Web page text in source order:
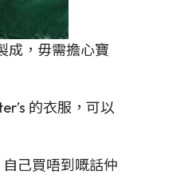
成，毋需擔心寶
的衣服，可以
自己買唔到嘅話仲